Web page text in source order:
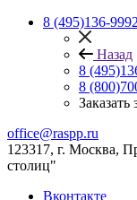
8 (495)136-9992
Назад
8
8
Заказать
office@raspp.ru
123317, г. Москва,
столиц"
Вконтакте